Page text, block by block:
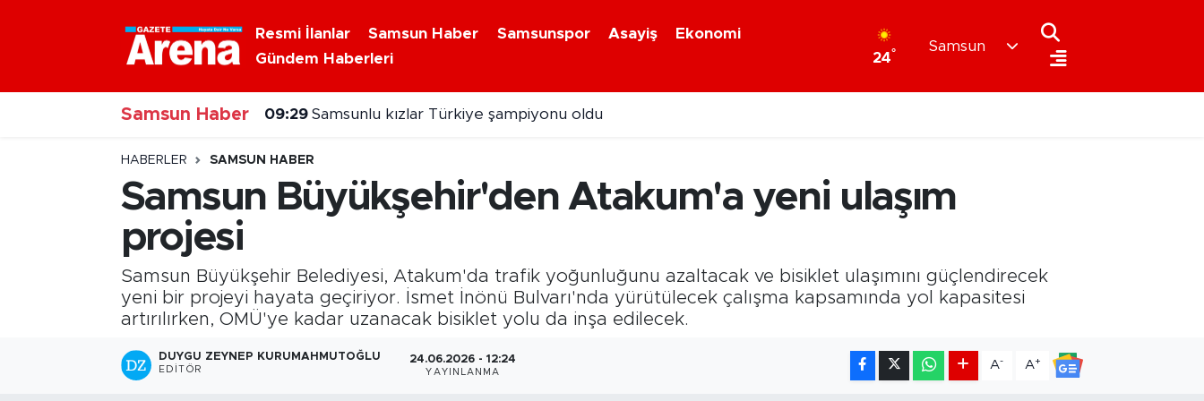
Resmi İlanlar Samsun Haber Samsunspor Asayiş
Ekonomi
Gündem Haberleri
24°
Samsun
Samsun Haber 09:29 Samsunlu kızlar Türkiye şampiyonu oldu
HABERLER SAMSUN HABER
Samsun Büyükşehir'den Atakum'a yeni ulaşım
projesi
Samsun Büyükşehir Belediyesi, Atakum'da trafik yoğunluğunu azaltacak ve bisiklet ulaşımını güçlendirecek
yeni bir projeyi hayata geçiriyor. İsmet İnönü Bulvarı'nda yürütülecek çalışma kapsamında yol kapasitesi
artırılırken, OMÜ'ye kadar uzanacak bisiklet yolu da inşa edilecek.
DUYGU ZEYNEP KURUMAHMUTOĞLU
EDITÖR
24.06.2026 - 12:24
YAYINLANMA
A- A+
Nöbetçi Eczaneler
Hava Durumu
Samsun Namaz Vakitleri
Trafik Durumu
Süper Lig Puan Durumu ve Fikstür
Tüm Manşetler